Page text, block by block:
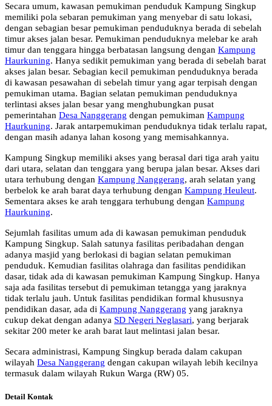
Secara umum, kawasan pemukiman penduduk Kampung Singkup
memiliki pola sebaran pemukiman yang menyebar di satu lokasi,
dengan sebagian besar pemukiman penduduknya berada di sebelah
timur akses jalan besar. Pemukiman penduduknya melebar ke arah
timur dan tenggara hingga berbatasan langsung dengan Kampung
Haurkuning. Hanya sedikit pemukiman yang berada di sebelah barat
akses jalan besar. Sebagian kecil pemukiman penduduknya berada
di kawasan pesawahan di sebelah timur yang agar terpisah dengan
pemukiman utama. Bagian selatan pemukiman penduduknya
terlintasi akses jalan besar yang menghubungkan pusat
pemerintahan Desa Nanggerang dengan pemukiman Kampung
Haurkuning. Jarak antarpemukiman penduduknya tidak terlalu rapat,
dengan masih adanya lahan kosong yang memisahkannya.
Kampung Singkup memiliki akses yang berasal dari tiga arah yaitu
dari utara, selatan dan tenggara yang berupa jalan besar. Akses dari
utara terhubung dengan Kampung Nanggerang, arah selatan yang
berbelok ke arah barat daya terhubung dengan Kampung Heuleut.
Sementara akses ke arah tenggara terhubung dengan Kampung
Haurkuning.
Sejumlah fasilitas umum ada di kawasan pemukiman penduduk
Kampung Singkup. Salah satunya fasilitas peribadahan dengan
adanya masjid yang berlokasi di bagian selatan pemukiman
penduduk. Kemudian fasilitas olahraga dan fasilitas pendidikan
dasar, tidak ada di kawasan pemukiman Kampung Singkup. Hanya
saja ada fasilitas tersebut di pemukiman tetangga yang jaraknya
tidak terlalu jauh. Untuk fasilitas pendidikan formal khususnya
pendidikan dasar, ada di Kampung Nanggerang yang jaraknya
cukup dekat dengan adanya SD Negeri Neglasari, yang berjarak
sekitar 200 meter ke arah barat laut melintasi jalan besar.
Secara administrasi, Kampung Singkup berada dalam cakupan
wilayah Desa Nanggerang dengan cakupan wilayah lebih kecilnya
termasuk dalam wilayah Rukun Warga (RW) 05.
Detail Kontak